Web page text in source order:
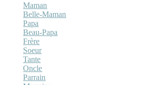
Maman
Belle-Maman
Papa
Beau-Papa
Frère
Soeur
Tante
Oncle
Parrain